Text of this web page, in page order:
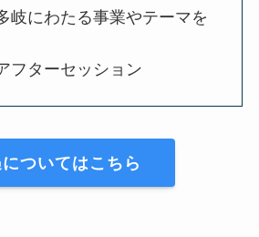
岐にわたる事業やテーマを
フターセッション
ついてはこちら